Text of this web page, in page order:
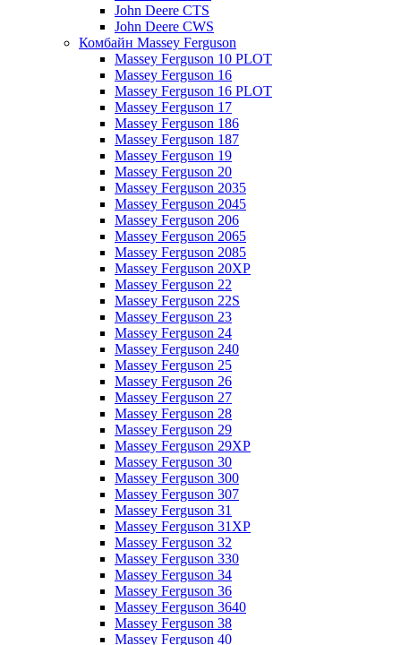
John Deere CTS
John Deere CWS
Комбайн Massey Ferguson
Massey Ferguson 10 PLOT
Massey Ferguson 16
Massey Ferguson 16 PLOT
Massey Ferguson 17
Massey Ferguson 186
Massey Ferguson 187
Massey Ferguson 19
Massey Ferguson 20
Massey Ferguson 2035
Massey Ferguson 2045
Massey Ferguson 206
Massey Ferguson 2065
Massey Ferguson 2085
Massey Ferguson 20XP
Massey Ferguson 22
Massey Ferguson 22S
Massey Ferguson 23
Massey Ferguson 24
Massey Ferguson 240
Massey Ferguson 25
Massey Ferguson 26
Massey Ferguson 27
Massey Ferguson 28
Massey Ferguson 29
Massey Ferguson 29XP
Massey Ferguson 30
Massey Ferguson 300
Massey Ferguson 307
Massey Ferguson 31
Massey Ferguson 31XP
Massey Ferguson 32
Massey Ferguson 330
Massey Ferguson 34
Massey Ferguson 36
Massey Ferguson 3640
Massey Ferguson 38
Massey Ferguson 40